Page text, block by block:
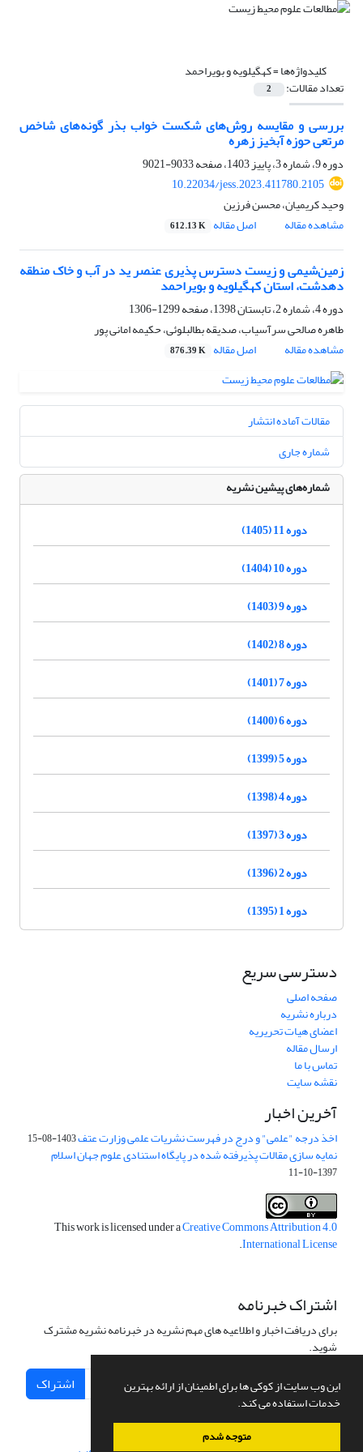
این وب سایت از کوکی ها برای اطمینان از ارائه بهترین
خدمات استفاده می کند.
متوجه شدم
کلیدواژه‌ها =کهگیلویه و بویراحمد
تعداد مقالات: 2
بررسی و مقایسه روش‌های شکست خواب بذر گونه‌های شاخص
مرتعی حوزه آبخیز زهره
دوره 9، شماره 3، پاییز 1403، صفحه
9033-9021
10.22034/jess.2023.411780.2105
وحید کریمیان، محسن فرزین
مشاهده مقاله
اصل مقاله 612.13 K
زمین‌شیمی و زیست دسترس پذیری عنصر ید در آب و خاک منطقه
دهدشت، استان کهگیلویه و بویراحمد
دوره 4، شماره 2، تابستان 1398، صفحه
1299-1306
طاهره صالحی سرآسیاب، صدیقه بطالبلوئی، حکیمه امانی پور
مشاهده مقاله
اصل مقاله 876.39 K
مقالات آماده انتشار
شماره جاری
شماره‌های پیشین نشریه
دوره 11 (1405)
دوره 10 (1404)
دوره 9 (1403)
دوره 8 (1402)
دوره 7 (1401)
دوره 6 (1400)
دوره 5 (1399)
دوره 4 (1398)
دوره 3 (1397)
دوره 2 (1396)
دوره 1 (1395)
دسترسی سریع
صفحه اصلی
درباره نشریه
اعضای هیات تحریریه
ارسال مقاله
تماس با ما
نقشه سایت
آخرین اخبار
اخذ درجه "علمی" و درج در فهرست نشریات علمی وزارت عتف1403-08-15
نمایه سازی مقالات پذیرفته شده در پایگاه استنادی علوم جهان اسلام
1397-10-11
This work is licensed under aCreative Commons Attribution 4.0
International License
.
اشتراک خبرنامه
برای دریافت اخبار و اطلاعیه های مهم نشریه در خبرنامه نشریه مشترک
شوید.
اشتراک